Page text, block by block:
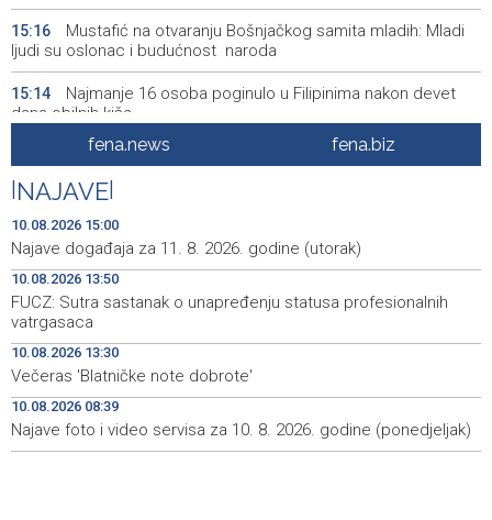
15:16
Mustafić na otvaranju Bošnjačkog samita mladih: Mladi
ljudi su oslonac i budućnost naroda
15:14
Najmanje 16 osoba poginulo u Filipinima nakon devet
dana obilnih kiša
Prva grupa sirijskih Kurda krenula prema gradu Ras al-
Ainu
15:00 Najave događaja za 11. 8. 2026. godine (utorak)
14:56
Pezer s 18.89 metara već u kvalifikacijama okončao
nastup na EP-u u Birminghamu
14:53
FBiH Government secures funds for overdue wages at
Zenica coal mine
14:38
Prijatelji životinja traže zabranu korištenja konja za vuču
turističkih kočija
14:34 Saopćenje za javnost SDP BiH
fena.news fena.biz
NAJAVE
10.08.2026 15:00
Najave događaja za 11. 8. 2026. godine (utorak)
10.08.2026 13:50
FUCZ: Sutra sastanak o unapređenju statusa profesionalnih
vatrgasaca
10.08.2026 13:30
Večeras 'Blatničke note dobrote'
10.08.2026 08:39
Najave foto i video servisa za 10. 8. 2026. godine (ponedjeljak)